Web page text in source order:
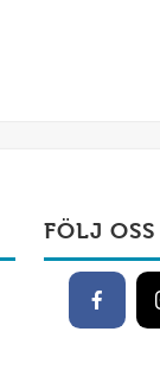
FÖLJ OSS